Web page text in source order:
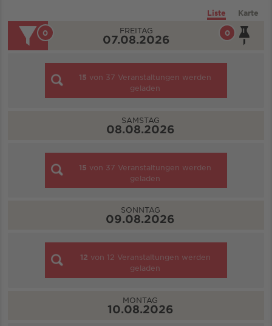
Liste Karte
0
0 FREITAG
07.08.2026
15 von 37 Veranstaltungen werden
geladen
SAMSTAG
08.08.2026
15 von 37 Veranstaltungen werden
geladen
SONNTAG
09.08.2026
12 von 12 Veranstaltungen werden
geladen
MONTAG
10.08.2026